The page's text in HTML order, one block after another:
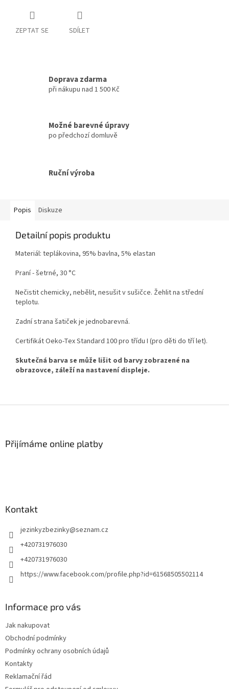
ZEPTAT SE SDÍLET
Doprava zdarma
při nákupu nad 1 500 Kč
Možné barevné úpravy
po předchozí domluvě
Ruční výroba
Popis Diskuze
Detailní popis produktu
Materiál: teplákovina, 95% bavlna, 5% elastan
Praní - šetrné, 30 °C
Nečistit chemicky, nebělit, nesušit v sušičce. Žehlit na střední
teplotu.
Zadní strana šatiček je jednobarevná.
Certifikát Oeko-Tex Standard 100 pro třídu I (pro děti do tří let).
Skutečná barva se může lišit od barvy zobrazené na
obrazovce, záleží na nastavení displeje.
Přijímáme online platby
Kontakt
jezinkyzbezinky@seznam.cz
+420731976030
+420731976030
https://www.facebook.com/profile.php?id=61568505502114
Informace pro vás
Jak nakupovat
Obchodní podmínky
Podmínky ochrany osobních údajů
Kontakty
Reklamační řád